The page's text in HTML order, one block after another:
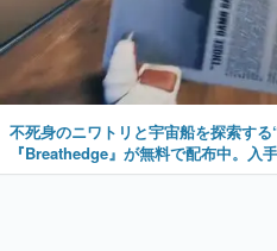
不死身のニワトリと宇宙船を探索す
『Breathedge』が無料で配布中。入